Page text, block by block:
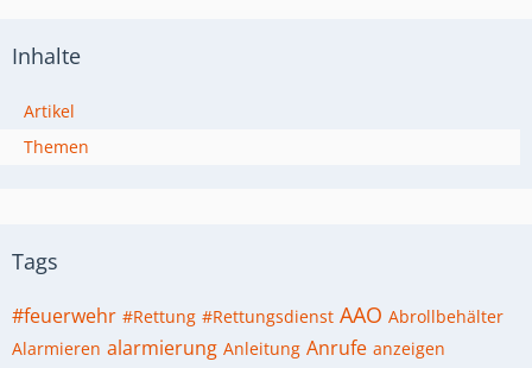
Inhalte
Artikel
Themen
Tags
#feuerwehr #Rettung #Rettungsdienst AAO Abrollbehälter
Alarmieren alarmierung Anleitung Anrufe anzeigen